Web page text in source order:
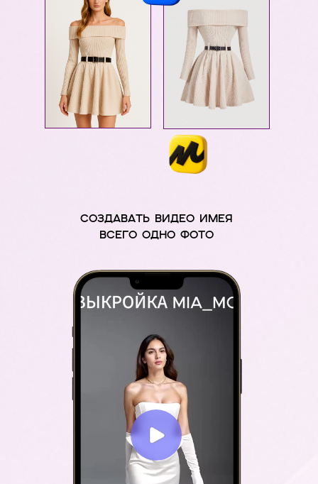
СОЗДАВАТЬ ВИДЕО ИМЕЯ
ВСЕГО ОДНО ФОТО